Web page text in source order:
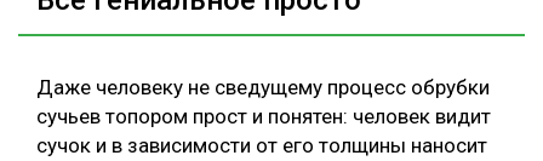
Даже человеку не сведущему процесс обрубки
сучьев топором прост и понятен: человек видит
сучок и в зависимости от его толщины наносит